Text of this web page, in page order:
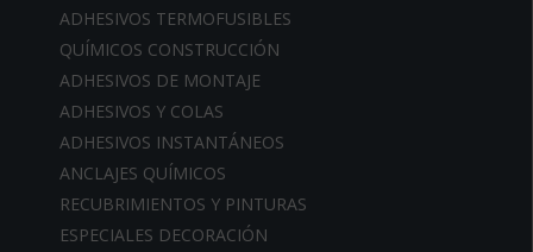
ADHESIVOS TERMOFUSIBLES
QUÍMICOS CONSTRUCCIÓN
ADHESIVOS DE MONTAJE
ADHESIVOS Y COLAS
ADHESIVOS INSTANTÁNEOS
ANCLAJES QUÍMICOS
RECUBRIMIENTOS Y PINTURAS
ESPECIALES DECORACIÓN